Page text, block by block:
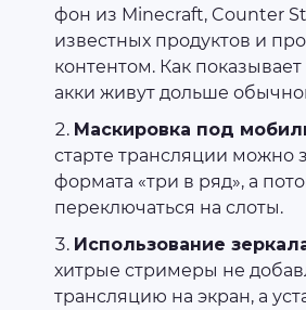
фон из Minecraft, Counter
известных продуктов и
контентом. Как показывает
акки живут дольше
Маскировка под
старте трансляции можно
формата «три в ряд», а
переключаться на слоты.
Использование
хитрые стримеры не
трансляцию на экран, а